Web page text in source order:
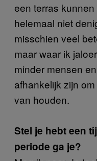
een terras
helemaal niet
misschien veel
maar waar ik
minder mensen
afhankelijk zijn
van houden.
Stel je hebt een
periode ga je?